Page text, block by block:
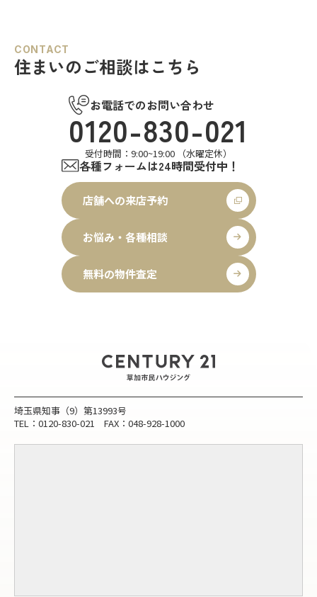
CONTACT
住まいのご相談はこちら
お電話でのお問い合わせ
0120-830-021
受付時間：9:00~19:00 （水曜定休）
各種フォームは24時間受付中！
店舗への来店予約
お悩み・各種相談
無料の物件査定
埼玉県知事（9）第13993号
TEL：0120-830-021 FAX：048-928-1000